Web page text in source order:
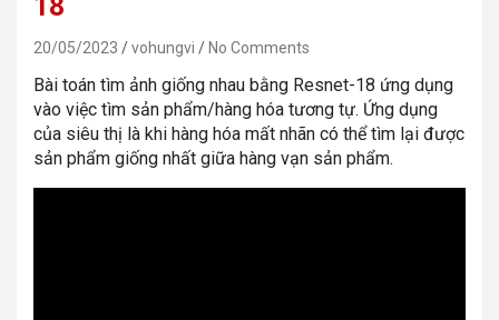
20/05/2023 vohungvi No Comments
Bài toán tìm ảnh giống nhau bằng Resnet-18 ứng dụng
vào việc tìm sản phẩm/hàng hóa tương tự. Ứng dụng
của siêu thị là khi hàng hóa mất nhãn có thể tìm lại được
sản phẩm giống nhất giữa hàng vạn sản phẩm.